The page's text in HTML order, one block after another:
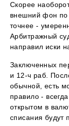
Скорее
внешний фон по
точнее -
Арбитражный
направил иски
Заключенных
и 12-ч раб.
обычной, есть
правило -
открытом в
списания будут